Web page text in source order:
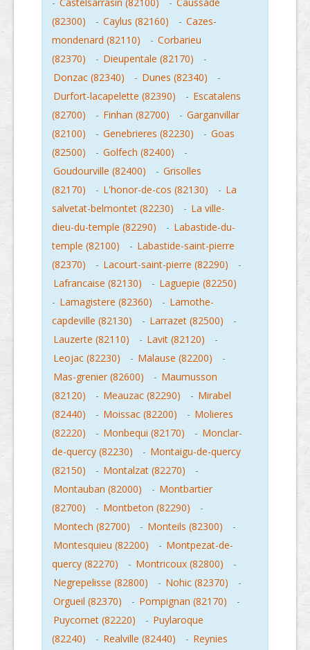
(82300)
- Caylus (82160) - Cazes-
mondenard (82110)
- Corbarieu
(82370)
- Dieupentale (82170)
-
Donzac (82340)
- Dunes (82340)
-
Durfort-lacapelette (82390)
- Escatalens
(82700)
- Finhan (82700) - Garganvillar
(82100)
- Genebrieres (82230) - Goas
(82500)
- Golfech (82400)
-
Goudourville (82400)
- Grisolles
(82170)
- L'honor-de-cos (82130) - La
salvetat-belmontet (82230)
- La ville-
dieu-du-temple (82290)
- Labastide-du-
temple (82100)
- Labastide-saint-pierre
(82370)
- Lacourt-saint-pierre (82290)
-
Lafrancaise (82130)
- Laguepie (82250)
- Lamagistere (82360) - Lamothe-
capdeville (82130)
- Larrazet (82500)
-
Lauzerte (82110)
- Lavit (82120)
-
Leojac (82230)
- Malause (82200)
-
Mas-grenier (82600)
- Maumusson
(82120)
- Meauzac (82290) - Mirabel
(82440)
- Moissac (82200) - Molieres
(82220)
- Monbequi (82170) - Monclar-
de-quercy (82230)
- Montaigu-de-quercy
(82150)
- Montalzat (82270)
-
Montauban (82000)
- Montbartier
(82700)
- Montbeton (82290)
-
Montech (82700)
- Monteils (82300)
-
Montesquieu (82200)
- Montpezat-de-
quercy (82270)
- Montricoux (82800)
-
Negrepelisse (82800)
- Nohic (82370)
-
Orgueil (82370)
- Pompignan (82170)
-
Puycornet (82220)
- Puylaroque
(82240)
- Realville (82440) - Reynies